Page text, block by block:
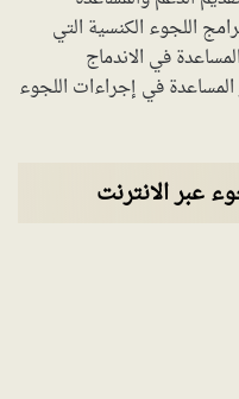
اللجوء الكنسية التي
في الاندماج
في إجراءات اللجوء
عبر الانترنت